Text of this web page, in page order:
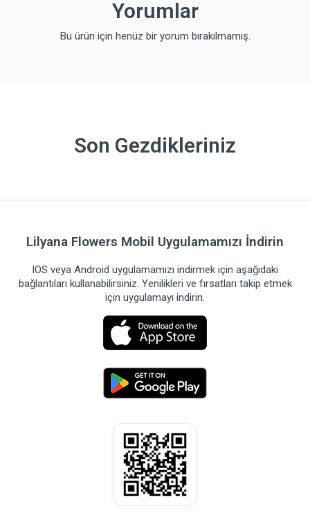
Yorumlar
Bu ürün için henüz bir yorum bırakılmamış.
Son Gezdikleriniz
Lilyana Flowers Mobil Uygulamamızı İndirin
IOS veya Android uygulamamızı indirmek için aşağıdaki
bağlantıları kullanabilirsiniz. Yenilikleri ve fırsatları takip etmek
için uygulamayı indirin.